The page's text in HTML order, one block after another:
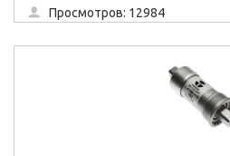
Просмотров: 12984